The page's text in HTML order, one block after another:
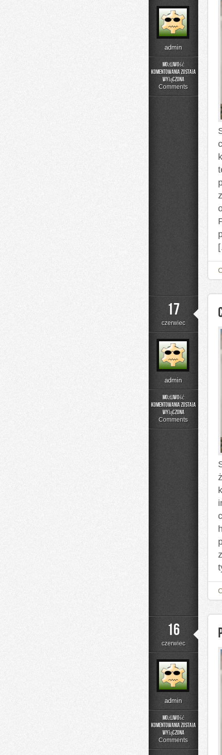
admin
Możliwość
komentowania
Uroda
została
wyłączona
Comments
17
czerwiec
admin
Możliwość
komentowania
Czytelnicze
Artykuły
została
wyłączona
Comments
16
czerwiec
admin
Możliwość
komentowania
Poradniki
Użytkownika
została
wyłączona
Comments